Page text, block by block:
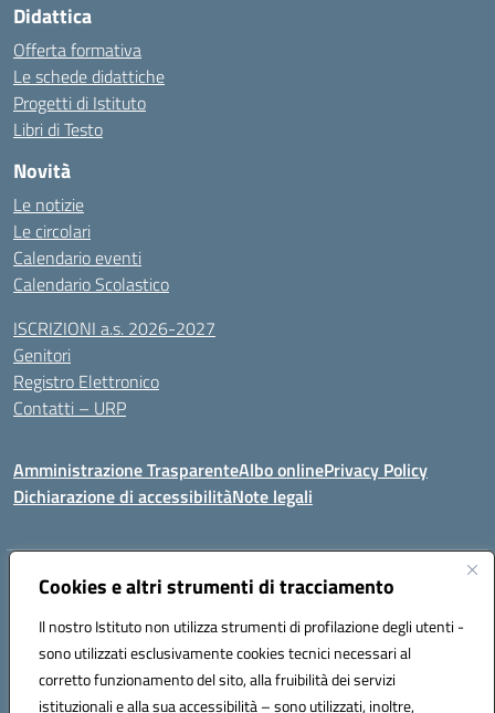
Cookies e altri strumenti di tracciamento
Il nostro Istituto non utilizza strumenti di profilazione degli utenti -
sono utilizzati esclusivamente cookies tecnici necessari al
corretto funzionamento del sito, alla fruibilità dei servizi
istituzionali e alla sua accessibilità – sono utilizzati, inoltre,
Didattica
Offerta formativa
Le schede didattiche
Progetti di Istituto
Libri di Testo
Novità
Le notizie
Le circolari
Calendario eventi
Calendario Scolastico
ISCRIZIONI a.s. 2026-2027
Genitori
Registro Elettronico
Contatti – URP
Amministrazione TrasparenteAlbo onlinePrivacy Policy
Dichiarazione di accessibilitàNote legali
Indirizzo:Via Tiziano, 50 - 60125 Ancona
Posta elettronica certificata (PEC):anic81600p@pec.istruzione.it
Codice fiscale: 93084460422
Codice meccanografico: ANIC81600P